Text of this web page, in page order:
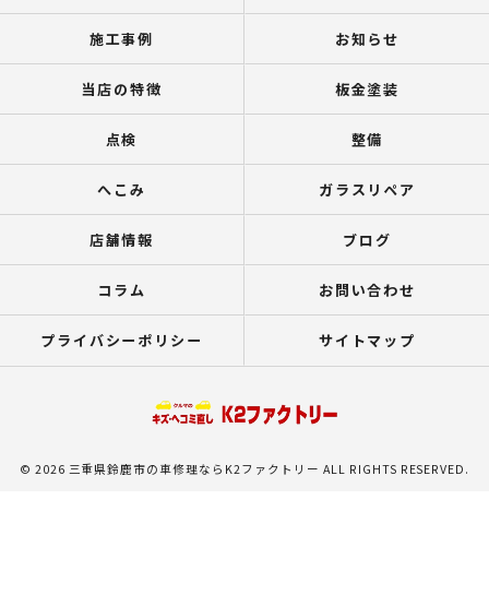
施工事例 お知らせ
当店の特徴 板金塗装
点検 整備
へこみ ガラスリペア
店舗情報 ブログ
コラム お問い合わせ
プライバシーポリシー サイトマップ
© 2026 三重県鈴鹿市の車修理ならK2ファクトリー ALL RIGHTS RESERVED.